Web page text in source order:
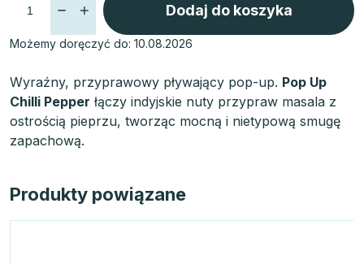
Możemy doręczyć do: 10.08.2026
Dodaj do koszyka
Wyraźny, przyprawowy pływający pop-up. Pop Up
Chilli Pepper łączy indyjskie nuty przypraw masala z
ostrością pieprzu, tworząc mocną i nietypową smugę
zapachową.
Produkty powiązane